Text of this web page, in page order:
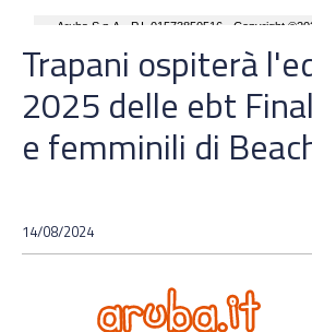
Trapani ospiterà
2025 delle ebt
e femminili di
14/08/2024